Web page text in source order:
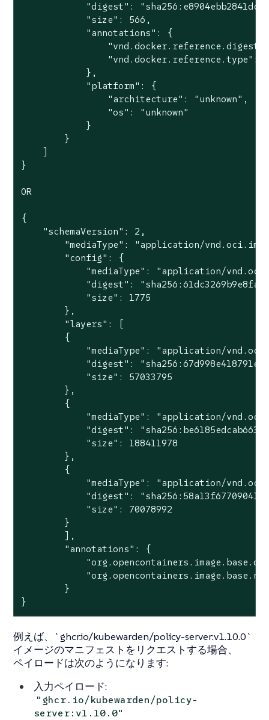
"digest":
            "size": 566,
            "annotations": {
"vnd.docker.reference.type":
            },
            "platform": {
                "architecture": "unknown",
                "os": "unknown"
            }
        }
    ]
}
OR
{
    "schemaVersion": 2,
"mediaType": "application/
        "config": {
"mediaType": "application/
"digest":
            "size": 1775
        },
        "layers": [
        {
"mediaType": "application/
"digest":
            "size": 57033795
        },
        {
"mediaType": "application/
"digest":
            "size": 188411978
        },
        {
"mediaType": "application/
"digest":
            "size": 70078992
        }
        ],
        "annotations": {
        }
}
例えば、`ghcr.io/kubewarden/policy-server:v1.10.0`
イメージのマニフェストをリクエストする場合、
ペイロードは次のようになります:
入力ペイロード:
"ghcr.io/kubewarden/policy-
server:v1.10.0"